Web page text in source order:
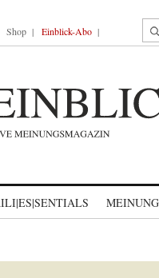
Shop Einblick-Abo